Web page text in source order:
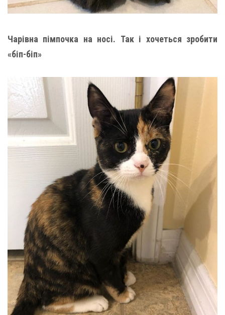
Чарівна пімпочка на носі. Так і хочеться зробити
«біп-біп»